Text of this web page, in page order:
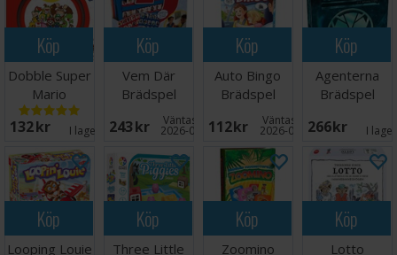
Köp
Dobble Super
Mario
Brädspel
132 SEK I lager: 6
Köp
Vem Där
Brädspel
243 SEK Väntas in:
2026-08-15
Köp
Auto Bingo
Brädspel
112 SEK Väntas in:
2026-09-30
Köp
Agenterna
Brädspel
266 SEK I
Köp
Looping Louie
Köp
Three Little
Köp
Zoomino
Köp
Lotto